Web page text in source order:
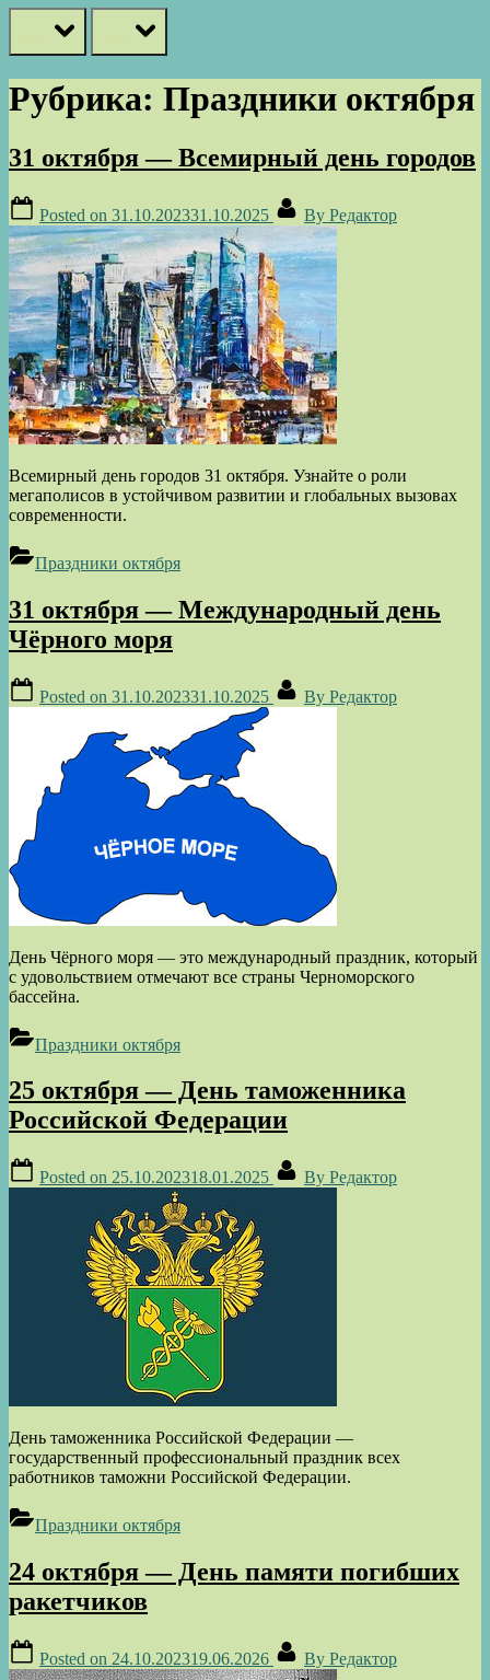
Рубрика: Праздники октября
31 октября — Всемирный день городов
Posted on 31.10.202331.10.2025 By Редактор
Всемирный день городов 31 октября. Узнайте о роли
мегаполисов в устойчивом развитии и глобальных вызовах
современности.
Праздники октября
31 октября — Международный день
Чёрного моря
Posted on 31.10.202331.10.2025 By Редактор
День Чёрного моря — это международный праздник, который
с удовольствием отмечают все страны Черноморского
бассейна.
Праздники октября
25 октября — День таможенника
Российской Федерации
Posted on 25.10.202318.01.2025 By Редактор
День таможенника Российской Федерации —
государственный профессиональный праздник всех
работников таможни Российской Федерации.
Праздники октября
24 октября — День памяти погибших
ракетчиков
Posted on 24.10.202319.06.2026 By Редактор